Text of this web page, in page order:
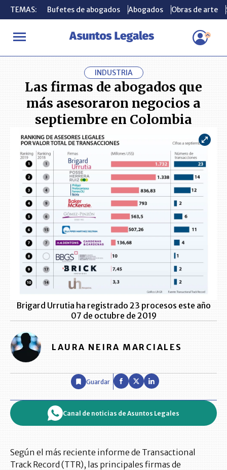
TEMAS: Bufetes de abogados Abogados Obras de arte
INICIO ACTUALIDAD Las firmas de abogados que más
TEMAS: Bufetes de abogados Abogados Obras de arte
INDUSTRIA
Las firmas de abogados que
más asesoraron negocios a
septiembre en Colombia
Brigard Urrutia ha registrado 23 procesos este año
07 de octubre de 2019
LAURA NEIRA MARCIALES
Guardar
Canal de noticias de Asuntos Legales
Según el más reciente informe de Transactional
Track Record (TTR), las principales firmas de